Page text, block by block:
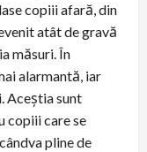
copiii afară, din
atât de gravă
măsuri. În
alarmantă, iar
Aceștia sunt
copiii care se
pline de